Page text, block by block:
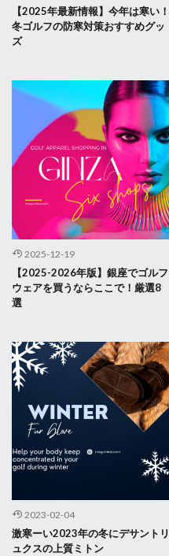
【2025年最新情報】今年は寒い！
冬ゴルフの防寒対策おすすめグッ
ズ
2025-12-19
【2025-2026年版】銀座でゴルフ
ウェアを買うならここで！厳選8
選
2023-02-04
激寒ーい2023年の冬にデサントリ
ュクスの上質ミトン